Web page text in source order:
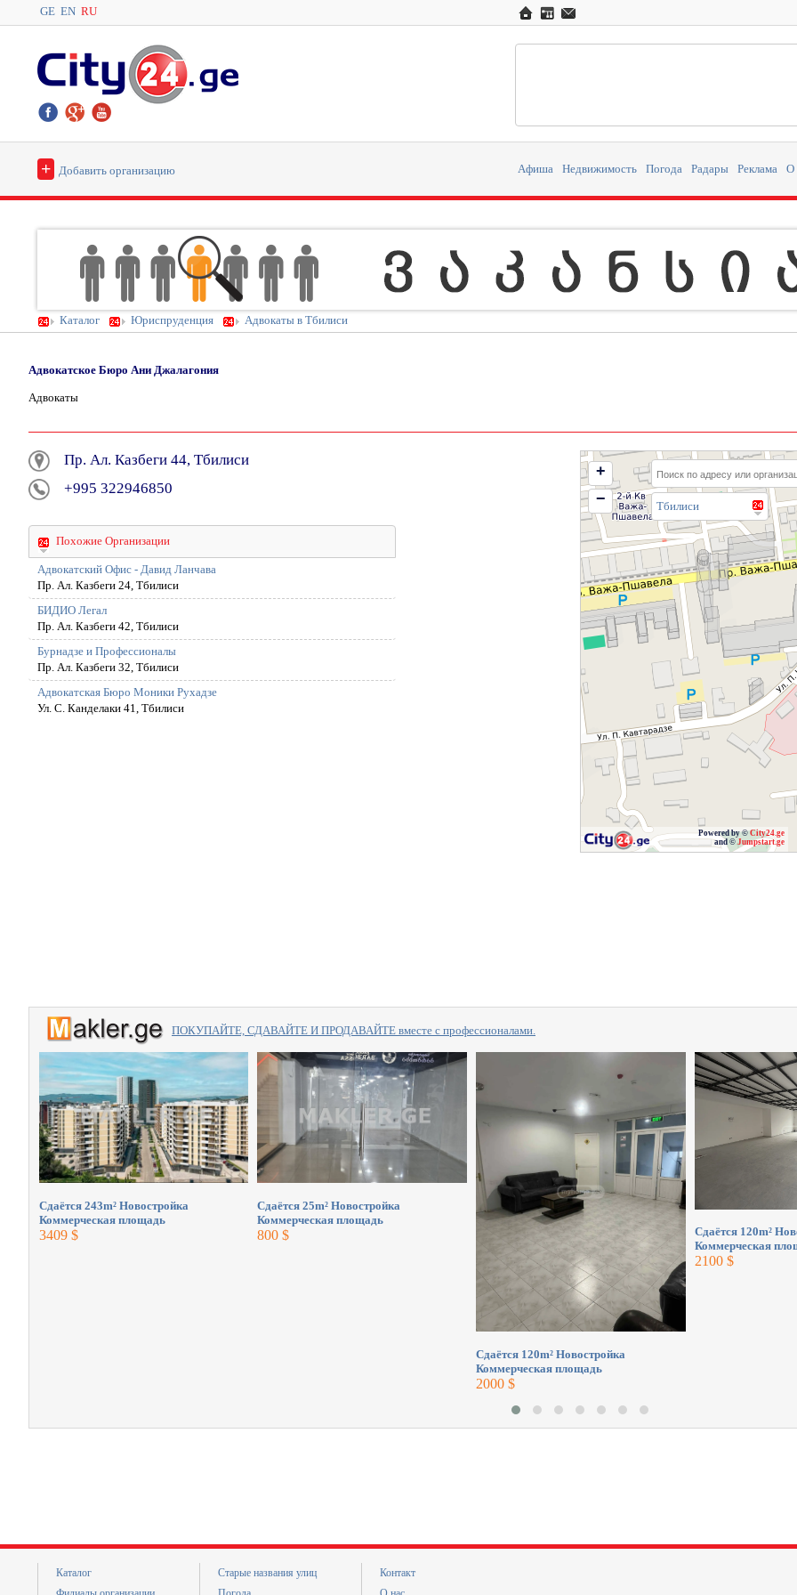
GE EN RU
+ Добавить организацию Афиша Недвижимость Погода Радары Реклама О
Каталог Юриспруденция Адвокаты в Тбилиси
Адвокатское Бюро Ани Джалагония
Адвокаты
Пр. Ал. Казбеги 44, Тбилиси
+995 322946850
Похожие Организации
Адвокатский Офис - Давид Ланчава
Пр. Ал. Казбеги 24, Тбилиси
БИДИО Легал
Пр. Ал. Казбеги 42, Тбилиси
Бурнадзе и Профессионалы
Пр. Ал. Казбеги 32, Тбилиси
Адвокатская Бюро Моники Рухадзе
Ул. С. Канделаки 41, Тбилиси
Тбилиси
Powered by ©City24.ge
and ©Jumpstart.ge
+
−
ПОКУПАЙТЕ, СДАВАЙТЕ И ПРОДАВАЙТЕ вместе с профессионалами.
Сдаётся 243m² Новостройка
Коммерческая площадь
3409 $
Сдаётся 25m² Новостройка
Коммерческая площадь
800 $
Сдаётся 120m² Новостройка
Коммерческая площадь
2000 $
Сдаётся 120m²
Коммерческая
2100 $
Каталог
Старые названия улиц
Контакт